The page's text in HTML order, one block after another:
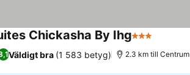
Chickasha By Ihg3 Stjärnor
Väldigt bra (1 583 betyg) 2.3 km till Centrum